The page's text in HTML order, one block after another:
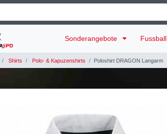
Sonderangebote Fussball
Shirts Polo- & Kapuzenshirts Poloshirt DRAGON Langarm